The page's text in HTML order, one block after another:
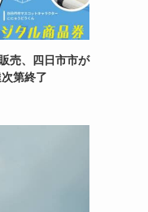
売、四日市市が
第終了